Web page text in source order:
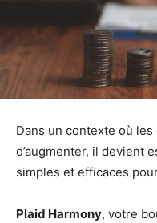
Dans un contexte où
d’augmenter, il devient
simples et efficaces
Plaid Harmony, votre